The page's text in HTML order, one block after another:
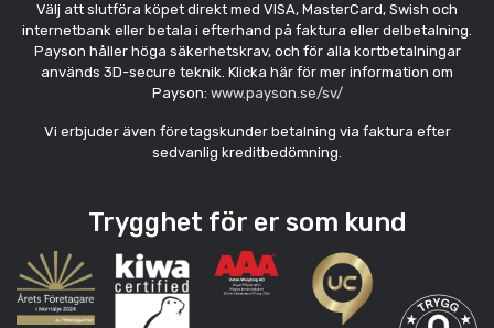
Välj att slutföra köpet direkt med VISA, MasterCard, Swish och
internetbank eller betala i efterhand på faktura eller delbetalning.
Payson håller höga säkerhetskrav, och för alla kortbetalningar
används 3D-secure teknik. Klicka här för mer information om
Payson: www.payson.se/sv/
Vi erbjuder även företagskunder betalning via faktura efter
sedvanlig kreditbedömning.
Trygghet för er som kund